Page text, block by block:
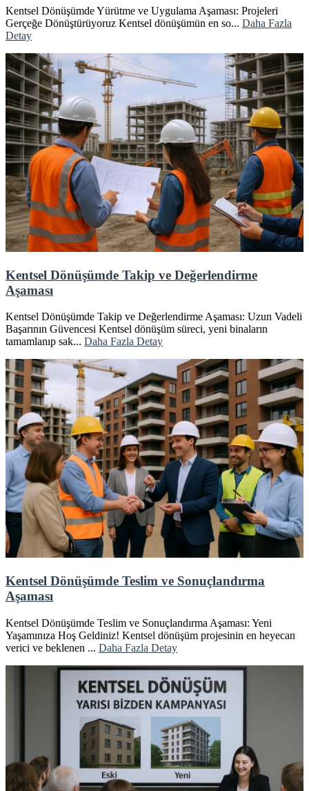
Kentsel Dönüşümde Yürütme ve Uygulama Aşaması: Projeleri
Gerçeğe Dönüştürüyoruz Kentsel dönüşümün en so... Daha Fazla
Detay
Kentsel Dönüşümde Takip ve Değerlendirme
Aşaması
Kentsel Dönüşümde Takip ve Değerlendirme Aşaması: Uzun Vadeli
Başarının Güvencesi Kentsel dönüşüm süreci, yeni binaların
tamamlanıp sak... Daha Fazla Detay
Kentsel Dönüşümde Teslim ve Sonuçlandırma
Aşaması
Kentsel Dönüşümde Teslim ve Sonuçlandırma Aşaması: Yeni
Yaşamınıza Hoş Geldiniz! Kentsel dönüşüm projesinin en heyecan
verici ve beklenen ... Daha Fazla Detay